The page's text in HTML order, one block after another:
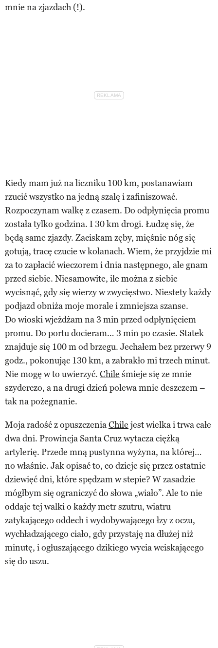
mnie na zjazdach (!).
Kiedy mam już na liczniku 100 km, postanawiam
rzucić wszystko na jedną szalę i zafiniszować.
Rozpoczynam walkę z czasem. Do odpłynięcia promu
została tylko godzina. I 30 km drogi. Łudzę się, że
będą same zjazdy. Zaciskam zęby, mięśnie nóg się
gotują, tracę czucie w kolanach. Wiem, że przyjdzie mi
za to zapłacić wieczorem i dnia następnego, ale gnam
przed siebie. Niesamowite, ile można z siebie
wycisnąć, gdy się wierzy w zwycięstwo. Niestety każdy
podjazd obniża moje morale i zmniejsza szanse.
Do wioski wjeżdżam na 3 min przed odpłynięciem
promu. Do portu docieram… 3 min po czasie. Statek
znajduje się 100 m od brzegu. Jechałem bez przerwy 9
godz., pokonując 130 km, a zabrakło mi trzech minut.
Nie mogę w to uwierzyć. Chile śmieje się ze mnie
szyderczo, a na drugi dzień polewa mnie deszczem –
tak na pożegnanie.
Moja radość z opuszczeniaChile jest wielka i trwa całe
dwa dni. Prowincja Santa Cruz wytacza ciężką
artylerię. Przede mną pustynna wyżyna, na której…
no właśnie. Jak opisać to, co dzieje się przez ostatnie
dziewięć dni, które spędzam w stepie? W zasadzie
mógłbym się ograniczyć do słowa „wiało”. Ale to nie
oddaje tej walki o każdy metr szutru, wiatru
zatykającego oddech i wydobywającego łzy z oczu,
wychładzającego ciało, gdy przystaję na dłużej niż
minutę, i ogłuszającego dzikiego wycia wciskającego
się do uszu.